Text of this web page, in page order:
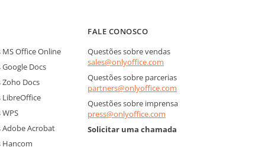
MS Office Online
Google Docs
Zoho Docs
LibreOffice
WPS
Adobe Acrobat
Hancom
FALE CONOSCO
Questões sobre vendas
sales@onlyoffice.com
Questões sobre parcerias
partners@onlyoffice.com
Questões sobre imprensa
press@onlyoffice.com
Solicitar uma chamada